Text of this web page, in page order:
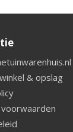
& opslag